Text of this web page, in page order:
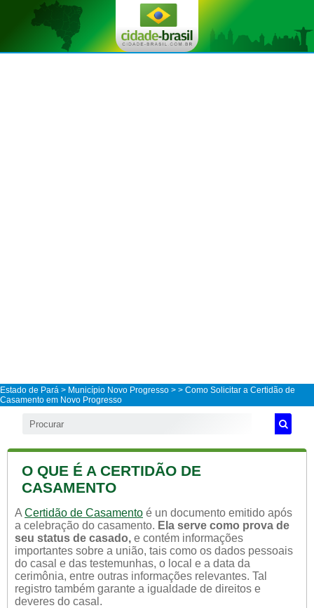
Estado de Pará > Município Novo Progresso > > Como Solicitar a Certidão de
Casamento em Novo Progresso
O QUE É A CERTIDÃO DE
CASAMENTO
A Certidão de Casamento é un documento emitido após
a celebração do casamento. Ela serve como prova de
seu status de casado, e contém informações
importantes sobre a união, tais como os dados pessoais
do casal e das testemunhas, o local e a data da
cerimônia, entre outras informações relevantes. Tal
registro também garante a igualdade de direitos e
deveres do casal.